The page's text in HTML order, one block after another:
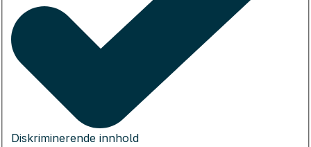
Diskriminerende innhold